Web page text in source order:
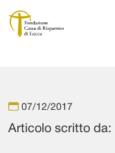
Navigazione principale
07/12/2017
Articolo scritto da: